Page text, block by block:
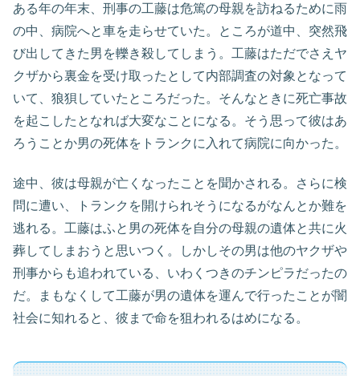
ある年の年末、刑事の工藤は危篤の母親を訪ねるために雨
の中、病院へと車を走らせていた。ところが道中、突然飛
び出してきた男を轢き殺してしまう。工藤はただでさえヤ
クザから裏金を受け取ったとして内部調査の対象となって
いて、狼狽していたところだった。そんなときに死亡事故
を起こしたとなれば大変なことになる。そう思って彼はあ
ろうことか男の死体をトランクに入れて病院に向かった。
途中、彼は母親が亡くなったことを聞かされる。さらに検
問に遭い、トランクを開けられそうになるがなんとか難を
逃れる。工藤はふと男の死体を自分の母親の遺体と共に火
葬してしまおうと思いつく。しかしその男は他のヤクザや
刑事からも追われている、いわくつきのチンピラだったの
だ。まもなくして工藤が男の遺体を運んで行ったことが闇
社会に知れると、彼まで命を狙われるはめになる。